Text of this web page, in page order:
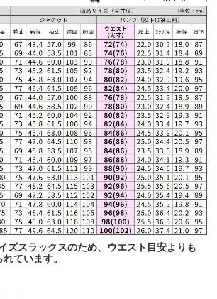
ズスラックスのため、ウエスト目安よりも
ています。